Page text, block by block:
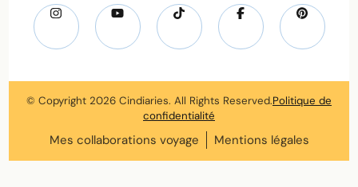
© Copyright 2026 Cindiaries. All Rights Reserved.Politique de
confidentialité
Mes collaborations voyage Mentions légales